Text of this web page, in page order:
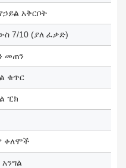
አቅርቦት
7/10 (ያለ ፈቃድ)
መጠን
ቁጥር
ፒክ
ቀለሞች